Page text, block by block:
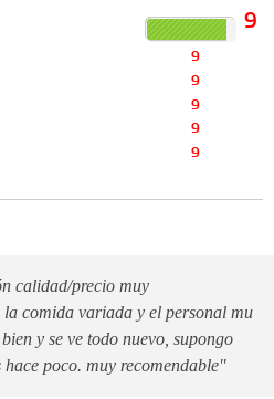
9
9
9
9
9
9
calidad/precio muy
comida variada y el personal mu
y se ve todo nuevo, supongo
poco. muy recomendable"